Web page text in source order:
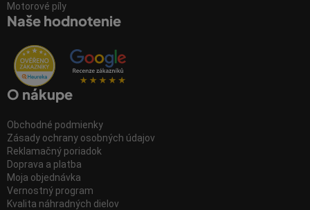
Motorové píly
Naše hodnotenie
O nákupe
Obchodné podmienky
Zásady ochrany osobných údajov
Reklamačný poriadok
Doprava a platba
Moja objednávka
Vernostný program
Kvalita náhradných dielov